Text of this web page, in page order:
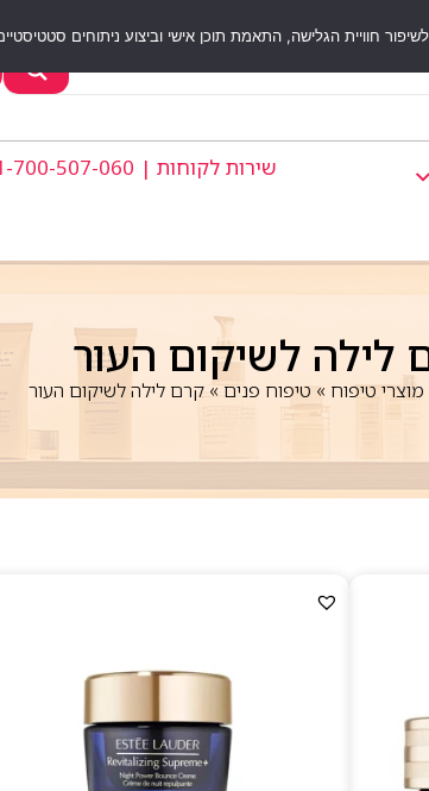
שירות לקוחות | 1-700-507-060
לילה לשיקום העור
מוצרי טיפוח » טיפוח פנים » קרם לילה לשיקום העור